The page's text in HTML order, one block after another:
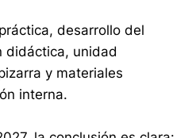
desarrollo del
didáctica, unidad
y materiales
interna.